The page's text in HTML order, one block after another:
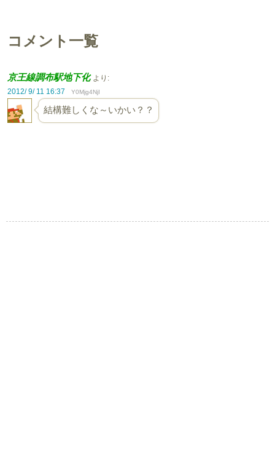
コメント一覧
京王線調布駅地下化 より:
2012/ 9/ 11 16:37
Y0Mjg4NjI
結構難しくな～いかい？？